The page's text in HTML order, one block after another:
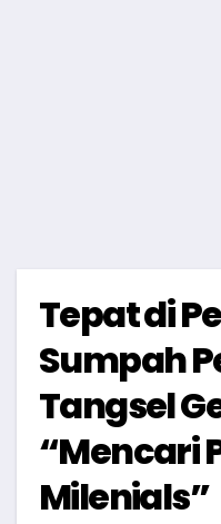
Tepat di
Sumpah
Tangsel
“Mencari
Milenials”